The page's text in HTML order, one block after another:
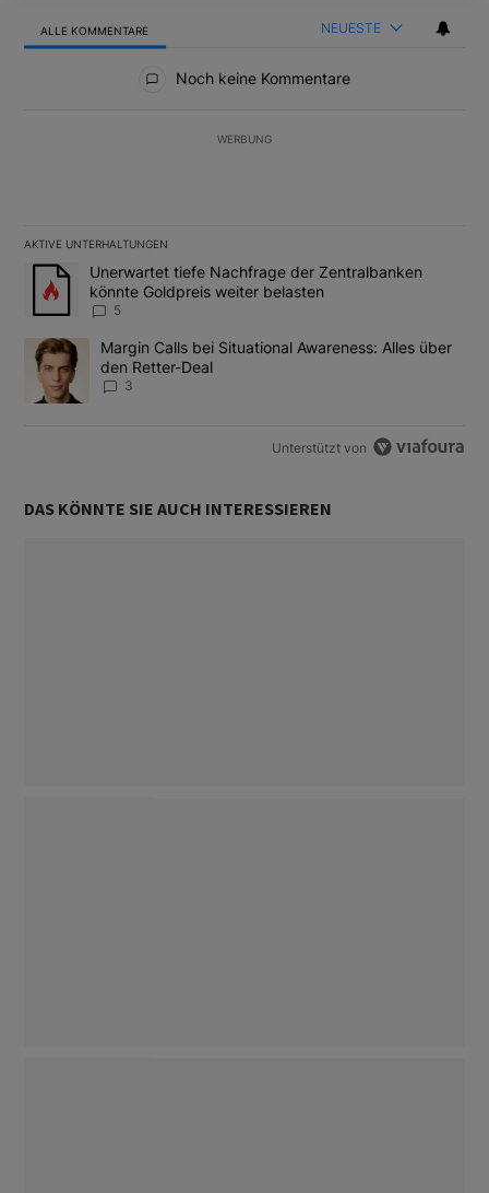
ALLE KOMMENTARE NEUESTE
Noch keine Kommentare
WERBUNG
AKTIVE UNTERHALTUNGEN
Das Folgende ist eine Liste der am meisten kommentierten
Ein Trendartikel mit dem Titel "Unerwartet tiefe Nachfrage der
Unerwartet tiefe Nachfrage der Zentralbanken
könnte Goldpreis weiter belasten
5
Ein Trendartikel mit dem Titel "Margin Calls bei Situational
Margin Calls bei Situational Awareness: Alles über
den Retter-Deal
3
Unterstützt von
DAS KÖNNTE SIE AUCH INTERESSIEREN